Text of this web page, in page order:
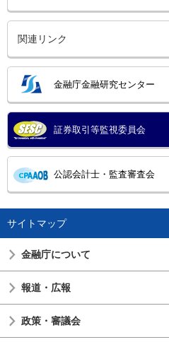
関連リンク
金融庁金融研究センター
証券取引等監視委員会
公認会計士・監査審査会
サイトマップ
金融庁について
報道・広報
政策・審議会